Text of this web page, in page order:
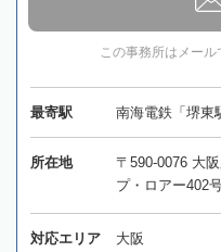
この事務所はメール
最寄駅 南海電鉄「堺東
所在地
〒590-0076 大
プ・ロアー402
対応エリア 大阪